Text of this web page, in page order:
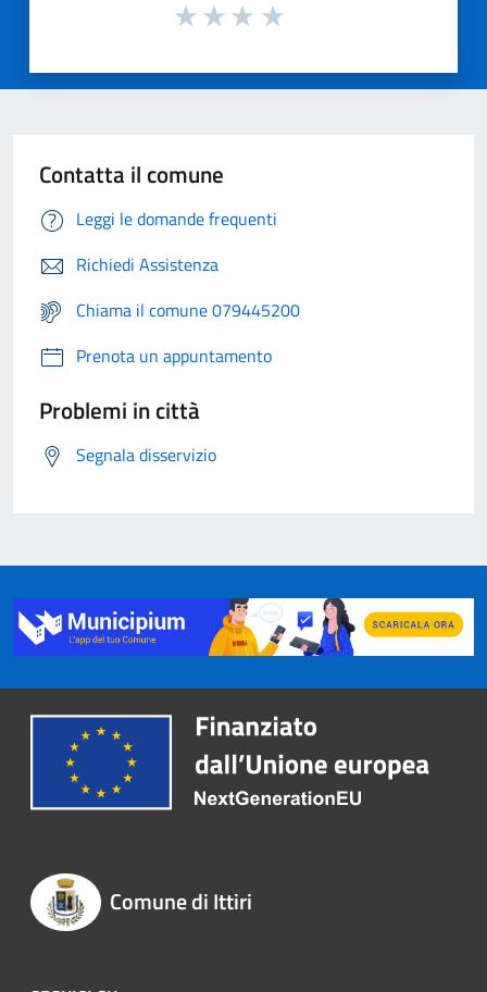
Contatta il comune
Leggi le domande frequenti
Richiedi Assistenza
Chiama il comune 079445200
Prenota un appuntamento
Problemi in città
Segnala disservizio
Comune di Ittiri